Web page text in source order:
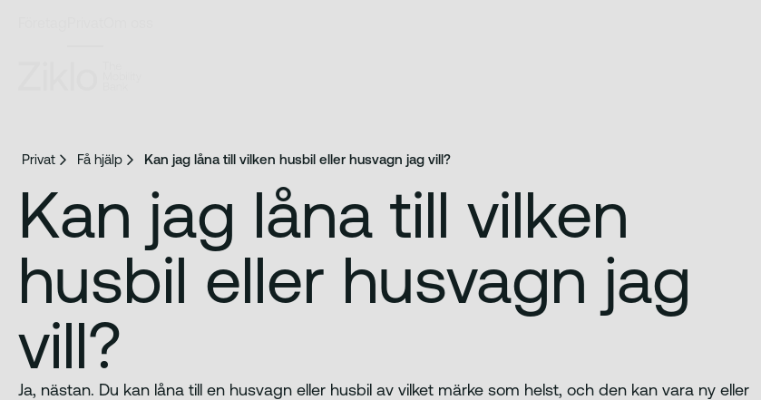
Privat Få hjälp Kan jag låna till vilken husbil eller husvagn jag vill?
Kan jag låna till vilken
husbil eller husvagn jag
vill?
Ja, nästan. Du kan låna till en husvagn eller husbil av vilket märke som helst, och den kan vara ny eller